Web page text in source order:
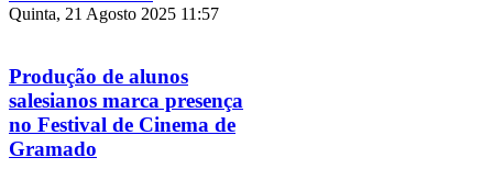
Quinta, 21 Agosto 2025 11:57
Produção de alunos
salesianos marca presença
no Festival de Cinema de
Gramado